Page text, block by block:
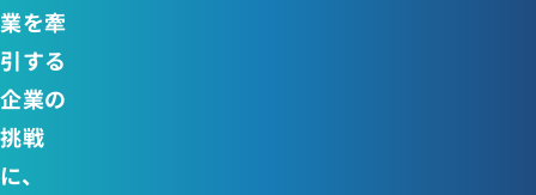
業を牽
引する
企業の
挑戦
に、